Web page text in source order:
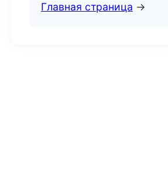
Главная страница →